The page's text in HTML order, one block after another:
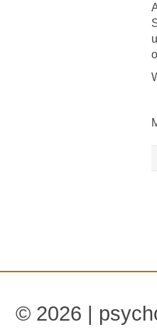
© 2026 |